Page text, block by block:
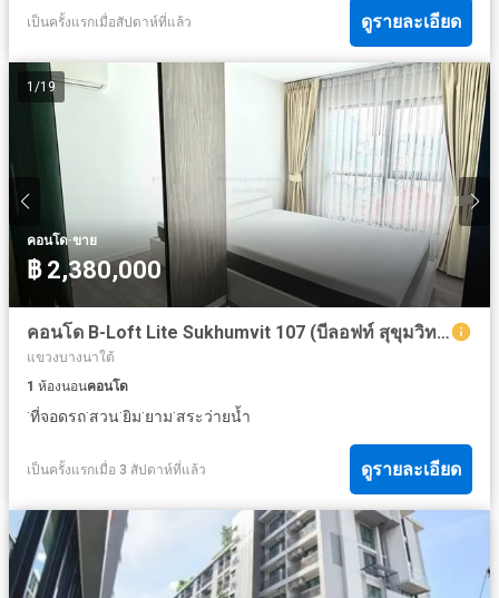
เป็นครั้งแรกเมื่อสัปดาห์ที่แล้ว ดูรายละเอียด
1 /19
คอนโด·ขาย
฿ 2,380,000
คอนโด B-Loft Lite Sukhumvit 107 (บีลอฟท์ สุขุมวิท 107) ใกล้รถไฟฟ้าสถานีแบริ่ง
แขวงบางนาใต้
1 ห้องนอนคอนโด
·ที่จอดรถ·สวน·ยิม·ยาม·สระว่ายน้ำ
เป็นครั้งแรกเมื่อ 3 สัปดาห์ที่แล้ว ดูรายละเอียด